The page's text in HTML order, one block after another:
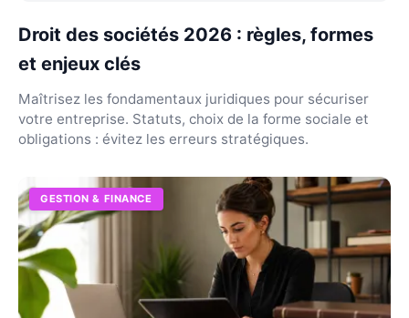
Droit des sociétés 2026 : règles, formes
et enjeux clés
Maîtrisez les fondamentaux juridiques pour sécuriser
votre entreprise. Statuts, choix de la forme sociale et
obligations : évitez les erreurs stratégiques.
GESTION & FINANCE